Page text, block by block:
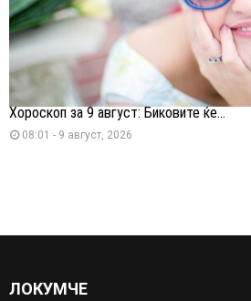
Хороскоп за 9 август: Биковите ќе...
08:01 - 9 август, 2026
ЛОКУМЧЕ